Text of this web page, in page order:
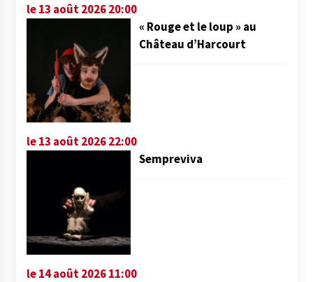
le 13 août 2026 20:00
« Rouge et le loup » au
Château d’Harcourt
le 13 août 2026 22:00
Sempreviva
le 14 août 2026 11:00